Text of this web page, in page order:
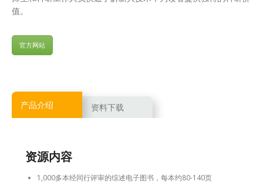
值。
官方网站
产品介绍 资料下载
资源内容
1,000多本经同行评审的综述电子图书，每本约80-140页